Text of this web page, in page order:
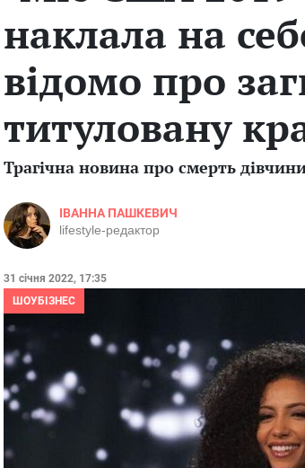
наклала на
відомо про
титуловану
Трагічна новина про смерть
ІВАННА ПАШКЕВИЧ
lifestyle-редактор
31 січня 2022, 17:35
ШОУБІЗНЕС